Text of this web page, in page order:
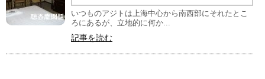
いつものアジトは上海中心から南西部にそれたとこ
ろにあるが、立地的に何か...
記事を読む